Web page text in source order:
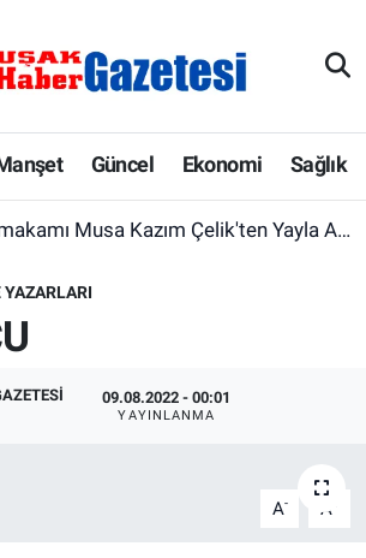
Güncel Ekonomi Sağlık
Musa Kazım Çelik'ten Yayla Akar Et Entegre Tesisi'ne Ziyaret
YAZARLARI
09.08.2022 - 00:01
YAYINLANMA
A- A
Haritası